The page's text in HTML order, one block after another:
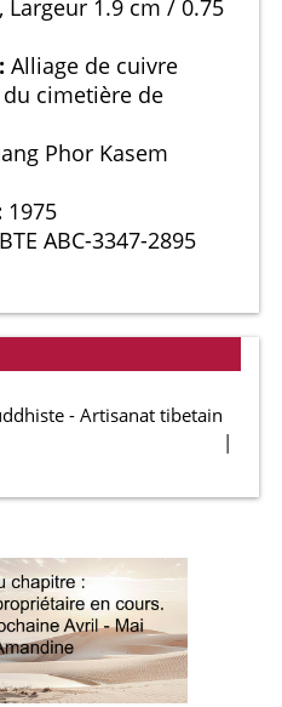
1.9 cm / 0.75
Alliage de cuivre
cimetière de
Phor Kasem
1975
ABC-3347-2895
- Artisanat tibetain